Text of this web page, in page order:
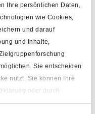
Ihre persönlichen Daten,
wie Cookies,
und darauf
und Inhalte,
Sie entscheiden
nutzt. Sie können Ihre
oder durch
oder widerrufen